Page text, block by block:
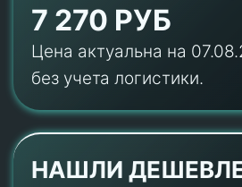
7 270 РУБ
Цена актуальна на
без учета логистики.
НАШЛИ